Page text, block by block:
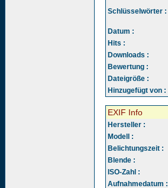
Schlüsselwörter :
Datum :
Hits :
Downloads :
Bewertung :
Dateigröße :
Hinzugefügt von :
EXIF Info
Hersteller :
Modell :
Belichtungszeit :
Blende :
ISO-Zahl :
Aufnahmedatum :